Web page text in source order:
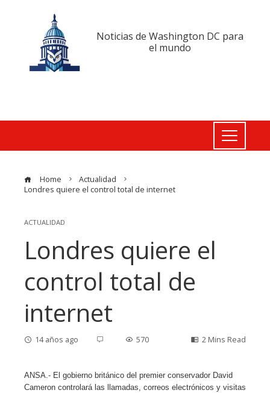
Noticias de Washington DC para
el mundo
Home
Actualidad
Londres quiere el control total de internet
ACTUALIDAD
Londres quiere el
control total de
internet
14 años ago 570 2 Mins Read
ANSA.- El gobierno británico del premier conservador David
Cameron controlará las llamadas, correos electrónicos y visitas